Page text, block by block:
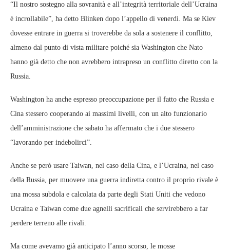
“Il nostro sostegno alla sovranità e all’integrità territoriale dell’Ucraina
è incrollabile”, ha detto Blinken dopo l’appello di venerdì. Ma se Kiev
dovesse entrare in guerra si troverebbe da sola a sostenere il conflitto,
almeno dal punto di vista militare poiché sia Washington che Nato
hanno già detto che non avrebbero intrapreso un conflitto diretto con la
Russia.
Washington ha anche espresso preoccupazione per il fatto che Russia e
Cina stessero cooperando ai massimi livelli, con un alto funzionario
dell’amministrazione che sabato ha affermato che i due stessero
“lavorando per indebolirci”.
Anche se però usare Taiwan, nel caso della Cina, e l’Ucraina, nel caso
della Russia, per muovere una guerra indiretta contro il proprio rivale è
una mossa subdola e calcolata da parte degli Stati Uniti che vedono
Ucraina e Taiwan come due agnelli sacrificali che servirebbero a far
perdere terreno alle rivali.
Ma come avevamo già anticipato l’anno scorso, le mosse